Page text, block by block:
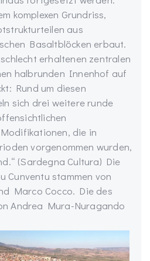
komplexen Grundriss,
aus
Basaltblöcken erbaut.
erhaltenen zentralen
halbrunden Innenhof auf
Rund um diesen
sich drei weitere runde
die in
vorgenommen wurden,
(Sardegna Cultura) Die
Cunventu stammen von
Marco Cocco. Die des
Andrea Mura-Nuragando